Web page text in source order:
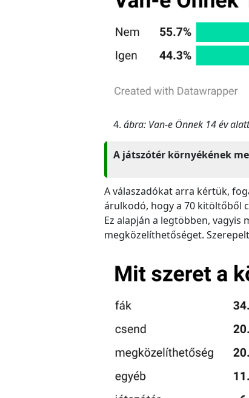
ábra: Van-e Önnek 14 év
A játszótér környékének
A válaszadókat arra kértük,
árulkodó, hogy a 70 kitöltőből
Ez alapján a legtöbben,
megközelíthetőséget.